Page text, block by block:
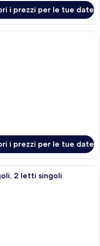
i prezzi per le tue date
camera d'albergo con un letto,
i prezzi per le tue date
d'albergo con un letto, una
2 letti singoli